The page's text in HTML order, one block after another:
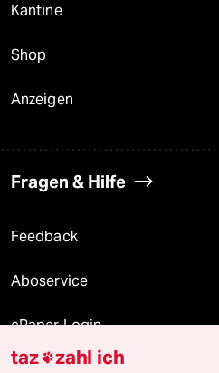
Kantine
Shop
Anzeigen
Fragen & Hilfe
Feedback
Aboservice
ePaper Login
taz zahl ich